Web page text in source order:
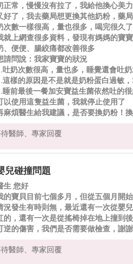
正常，慢慢沒有拉了，我給他換心美
好了，我去藥局想更換其他奶粉，藥
次數一樣很高，量也很多，喝完很久
就上網查很多資料，發現有媽媽的寶
、便便、腸絞痛都改善很多
請問說：我家寶寶的狀況
吐奶次數很高，量也多，睡覺還會吐
這樣的原因是不是就是奶粉蛋白過敏
睡前最後一餐加安寶益生菌依然吐的
以使用這隻益生菌，我就停止使用了
麻煩醫生給我建議，是否要換奶粉！
醫師、專家回覆
兒碰撞問題
生 您好
的寶貝目前七個多月，但從五個月開
況發生有時則無，最近還有一次從嬰
的，還有一次是從搖椅掉在地上撞到
逆的傷害，我們是否需要做檢查，謝
醫師、專家回覆